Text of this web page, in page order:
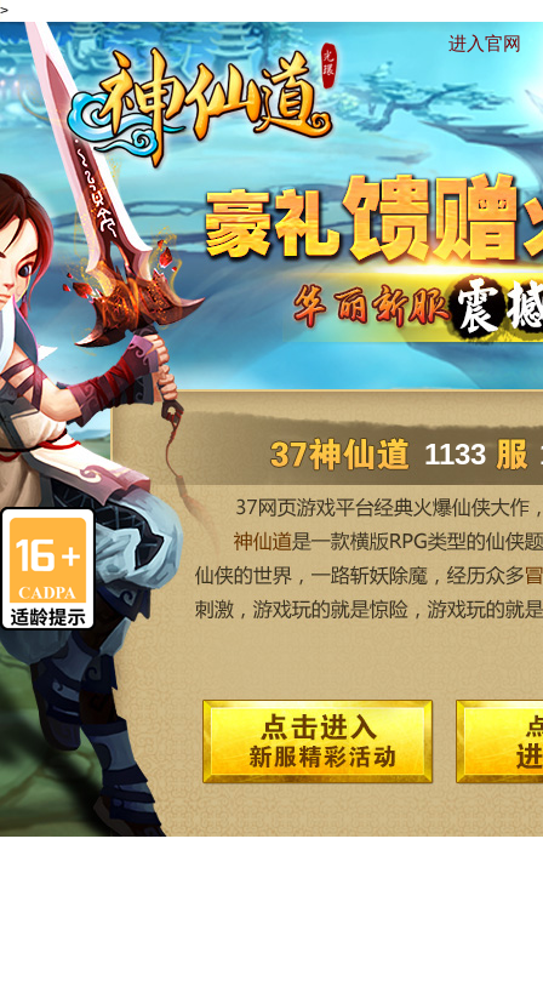
>
进入官网
1133